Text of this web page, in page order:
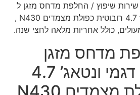
שירות שיפוץ / החלפת מדחס מזגן ל
אסטון מרטין דגמי ונטאג’ 4.7 רובוטית כפולת מצמדים N430 ,
כולל אחריות מלאה לחצי שנה.
מדחס מזגן
אסטון מרטין דגמי ונטאג’ 4.7
רובוטית כפולת מצמדים N430